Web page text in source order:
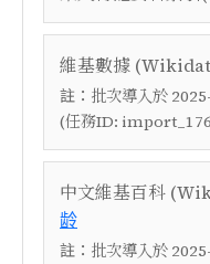
維基數據
註： 批次導入於
(任務ID:
中文維基百科
龄
註： 批次導入於